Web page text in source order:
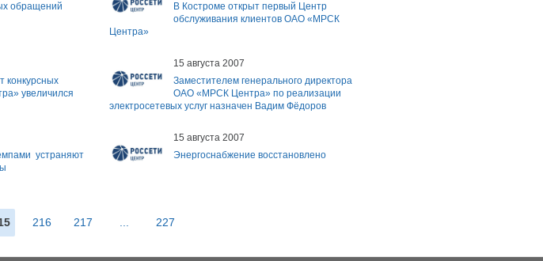
обращений
В Костроме открыт первый Центр
обслуживания клиентов ОАО «МРСК
Центра»
конкурсных
увеличился
15 августа 2007
Заместителем генерального директора
ОАО «МРСК Центра» по реализации
электросетевых услуг назначен Вадим Фёдоров
устраняют
15 августа 2007
Энергоснабжение восстановлено
216 217 ... 227